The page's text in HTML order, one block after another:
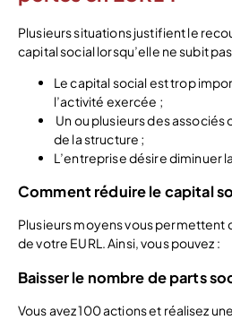
Plusieurs situations justifient le
capital social lorsqu’elle ne subit
Le capital social est trop
l’activité exercée ;
Un ou plusieurs des
de la structure ;
L’entreprise désire diminuer
Comment réduire le capital
Plusieurs moyens vous permettent
de votre EURL. Ainsi, vous pouvez :
Baisser le nombre de parts
Vous avez 100 actions et réalisez